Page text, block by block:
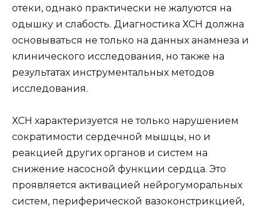
отеки, однако практически не жалуются на
одышку и слабость. Диагностика ХСН должна
основываться не только на данных анамнеза и
клинического исследования, но также на
результатах инструментальных методов
исследования.
ХСН характеризуется не только нарушением
сократимости сердечной мышцы, но и
реакцией других органов и систем на
снижение насосной функции сердца. Это
проявляется активацией нейрогуморальных
систем, периферической вазоконстрикцией,